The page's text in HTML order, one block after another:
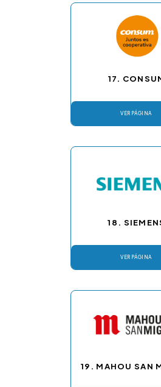
VER PÁGINA
17.
VER PÁGINA
18.
19. MAHOU SAN